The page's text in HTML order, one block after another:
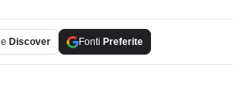
Discover Fonti Preferite